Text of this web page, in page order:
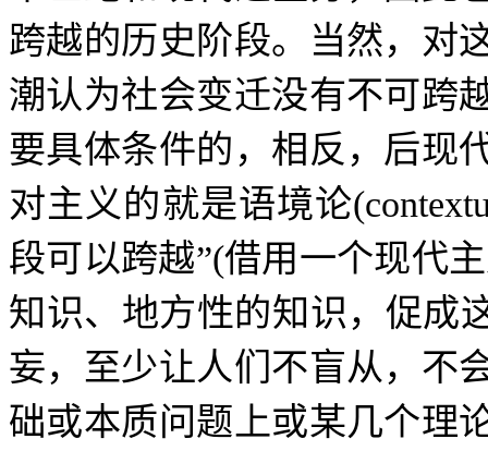
跨越的历史阶段。当然，对
潮认为社会变迁没有不可跨
要具体条件的，相反，后现
对主义的就是语境论
段可以跨越”(借用一个现代
知识、地方性的知识，促成
妄，至少让人们不盲从，不
础或本质问题上或某几个理